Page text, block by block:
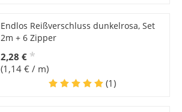
Endlos Reißverschluss dunkelrosa, Set
2m + 6 Zipper
2,28 € *
(1,14 € / m)
(1)